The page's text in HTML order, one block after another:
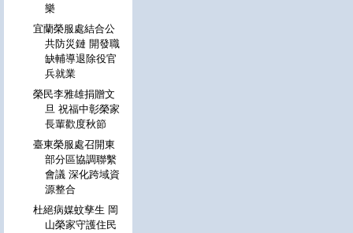
樂
宜蘭榮服處結合公
共防災鏈 開發職
缺輔導退除役官
兵就業
榮民李雅雄捐贈文
旦 祝福中彰榮家
長輩歡度秋節
臺東榮服處召開東
部分區協調聯繫
會議 深化跨域資
源整合
杜絕病媒蚊孳生 岡
山榮家守護住民